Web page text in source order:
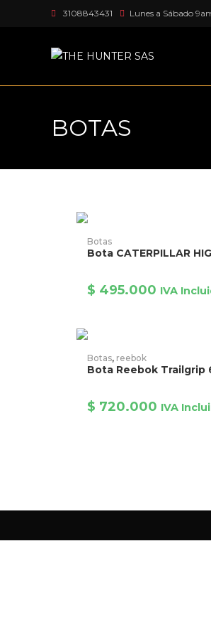
3108843431 Lunes a Sábado
BOTAS
Botas
Bota CATERPILLAR
$ 495.000 IVA
Botas, reebok
Bota Reebok Trailgrip
$ 720.000 IVA